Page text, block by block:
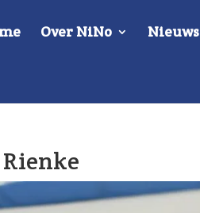
Over NiNo Nieuws